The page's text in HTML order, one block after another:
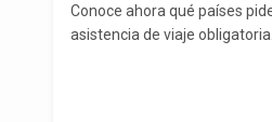
Conoce ahora qué países
asistencia de viaje obligatoria...